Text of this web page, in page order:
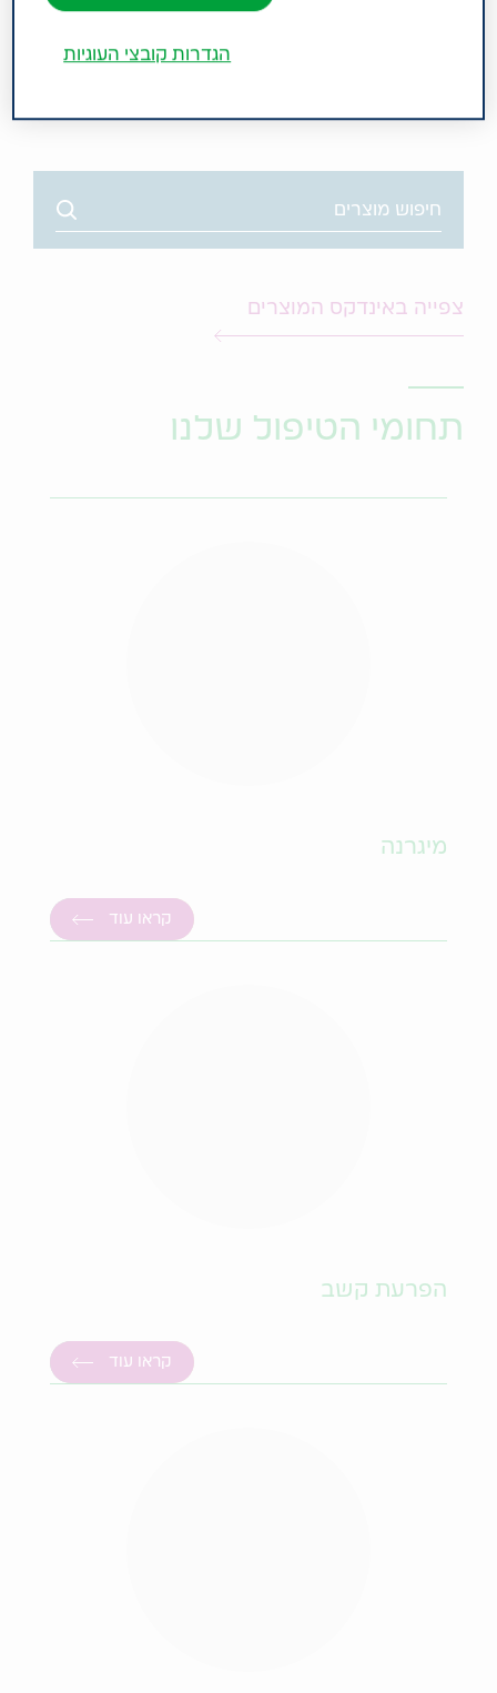
Search
צפייה באינדקס המוצרים
תחומי הטיפול שלנו
מיגרנה
קראו עוד
הפרעת קשב
קראו עוד
הגדרות קובצי העוגיות